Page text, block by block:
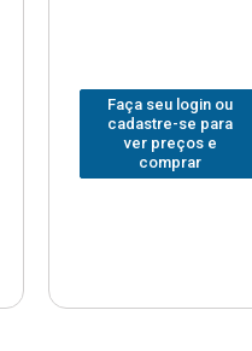
Faça seu login ou
cadastre-se para
ver preços e
comprar